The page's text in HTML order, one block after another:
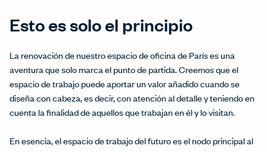
Esto es solo el principio
La renovación de nuestro espacio de oficina de París es una
aventura que solo marca el punto de partida. Creemos que el
espacio de trabajo puede aportar un valor añadido cuando se
diseña con cabeza, es decir, con atención al detalle y teniendo en
cuenta la finalidad de aquellos que trabajan en él y lo visitan.
En esencia, el espacio de trabajo del futuro es el nodo principal al